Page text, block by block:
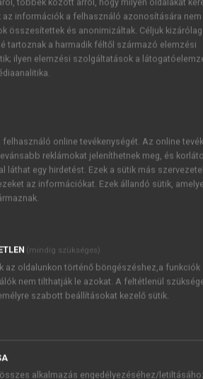
ÚJ FIÓK
1 óra
JELSZÓ
Kérek értesítést a MeRSZ
Kérek értesítést az
az információk a felhasználó azonosítására nem
összesítettek és anonimizáltak. Céljuk
tartoznak a harmadik féltől származó elemzési
ilyen elemzési szolgáltatások a
felhasználó online tevékenységét. Az online
reklámokat jeleníthetnek meg, és
láthat egy hirdetést. Ezek a sütik más
az információkat. Ezek állandó sütik,
(mindig szükséges)
az oldalunkon történő böngészéshez,a funkciók
nem tilthatják le azokat. A feltétlenül
szabott beállításokat kezelő sütik.
alkalmazás engedélyezéséhez/